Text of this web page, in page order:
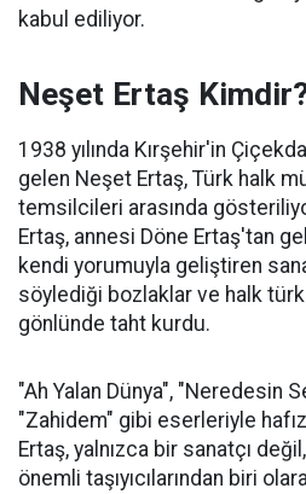
kabul ediliyor.
Neşet Ertaş
1938 yılında Kırşehir'in
gelen Neşet Ertaş, Türk halk
temsilcileri arasında
Ertaş, annesi Döne Ertaş'tan
kendi yorumuyla geliştiren
söylediği bozlaklar ve halk
gönlünde taht kurdu.
"Ah Yalan Dünya", "Neredesin
"Zahidem" gibi eserleriyle
Ertaş, yalnızca bir sanatçı
önemli taşıyıcılarından biri